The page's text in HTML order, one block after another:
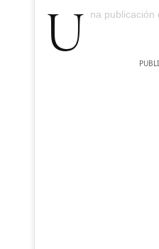
Una publicación